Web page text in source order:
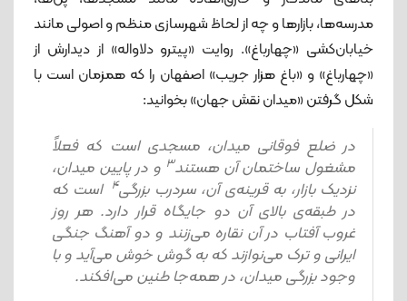
مدرسه‌ها، بازارها و چه از لحاظ شهرسازی منظم و اصولی مانند
خیابان‌کشی «چهارباغ». روایت «پیترو دلاواله» از دیدارش از
«چهارباغ» و «باغ هزار جریب» اصفهان را که همزمان است با
شکل گرفتن «میدان نقش جهان» بخوانید:
در ضلع فوقانی میدان، مسجدی است که فعلاً
مشغول ساختمان آن هستند3 و در پایین میدان،
نزدیک بازار، به قرینه‌ی آن، سردرب بزرگی4 است که
در طبقه‌ی بالای آن دو جایگاه قرار دارد. هر روز
غروب آفتاب در آن نقاره می‌زنند و دو آهنگ جنگی
ایرانی و ترک می‌نوازند که به گوش خوش می‌آید و با
وجود بزرگی میدان، در همه‌جا طنین می‌افکند.